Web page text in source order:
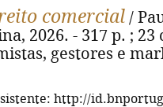
comercial /
2026. - 317 p. ;
gestores e
http://